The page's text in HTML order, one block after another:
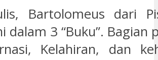
Bartolomeus dari
dalam 3 “Buku”. Bagian
Kelahiran, dan